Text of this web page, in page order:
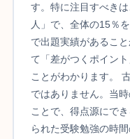
す。特に注目すべき
人」で、全体の15％
で出題実績があるこ
て「差がつくポイン
ことがわかります。
ではありません。当
ことで、得点源にで
られた受験勉強の時